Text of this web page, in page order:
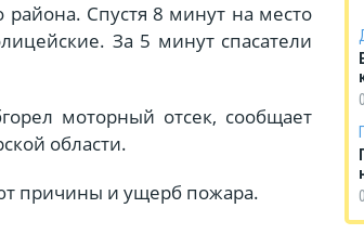
района. Спустя 8 минут на место
За 5 минут спасатели
моторный отсек, сообщает
области.
причины и ущерб пожара.